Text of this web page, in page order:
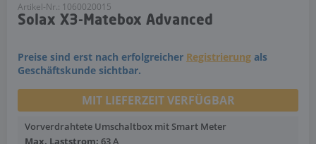
Artikel-Nr.: 1060020015
Solax X3-Matebox Advanced
Preise sind erst nach erfolgreicher Registrierung als
Geschäftskunde sichtbar.
MIT LIEFERZEIT VERFÜGBAR
Vorverdrahtete Umschaltbox mit Smart Meter
Max. Laststrom: 63 A